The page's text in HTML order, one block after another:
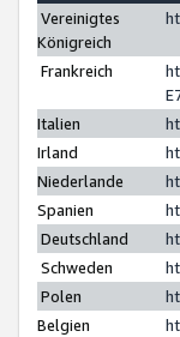
Vereinigtes
Königreich
Frankreich
Italien
Irland
Niederlande
Spanien
Deutschland
Schweden
Polen
Belgien